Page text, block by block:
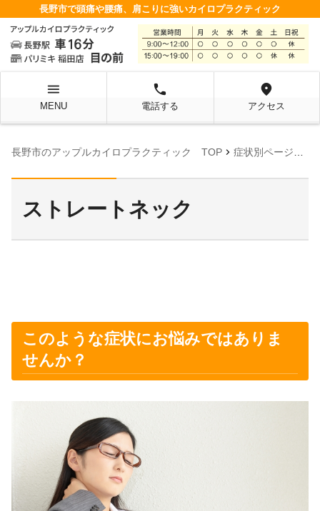
長野市で頭痛や腰痛、肩こりに強いカイロプラクティック
menu
MENU
local_phone
電話する
location_on
アクセス
長野市のアップルカイロプラクティック TOP chevron_right 症状別ページ
ストレートネック
このような症状にお悩みではありま
せんか？